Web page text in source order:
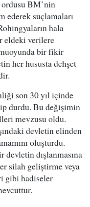
BM’nin
ederek suçlamaları
hala
eldeki verilere
bir fikir
her hususta dehşet
son 30 yıl içinde
durdu. Bu değişimin
mevzusu oldu.
devletin elinden
oluşturdu.
devletin dışlanmasına
silah geliştirme veya
gibi hadiseler